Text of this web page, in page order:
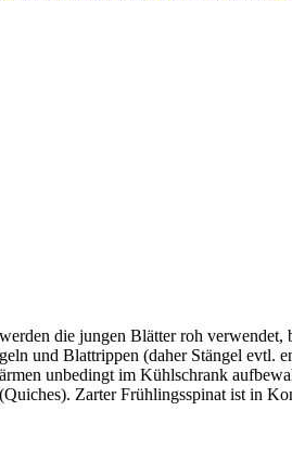
die jungen Blätter roh
und Blattrippen (daher Stängel evtl.
unbedingt im Kühlschrank
Zarter Frühlingsspinat ist in